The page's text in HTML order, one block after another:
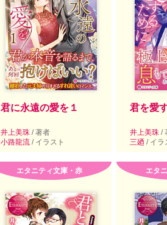
君に永遠の愛を１
井上美珠 / 著者
小路龍流 / イラスト
君を愛
井上美珠 /
三廼 / イラ
エタニティ文庫・赤 エタ